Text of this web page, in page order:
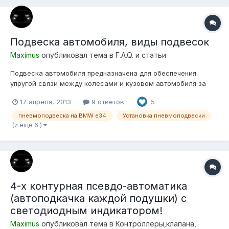
Подвеска автомобиля, виды подвесок
Maximus опубликовал тема в F.A.Q. и статьи
Подвеска автомобиля предназначена для обеспечения
упругой связи между колесами и кузовом автомобиля за
Подвеска входит в состав ходовой части автомобиля.
Подвеска автомобиля имеет следующее общее устройство
-направляющий элемент; -упр...
17 апреля, 2013 9 ответов 5
пневмоподвеска на BMW e34 Установка пневмоподвески
(и ещё 6 )
4-х контурная псевдо-автоматика
(автоподкачка каждой подушки) с
светодиодным индикатором!
Maximus опубликовал тема в Контроллеры,клапана,